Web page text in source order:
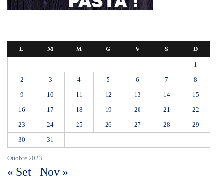
Ottobre 2023
L M M G V S D
1
2 3 4 5 6 7 8
9 10 11 12 13 14 15
16 17 18 19 20 21 22
23 24 25 26 27 28 29
30 31
« Set Nov »